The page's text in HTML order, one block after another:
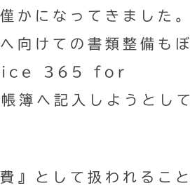
かになってきました。
向けての書類整備もぼ
Office 365 for
簿へ記入しようとして
』として扱われること